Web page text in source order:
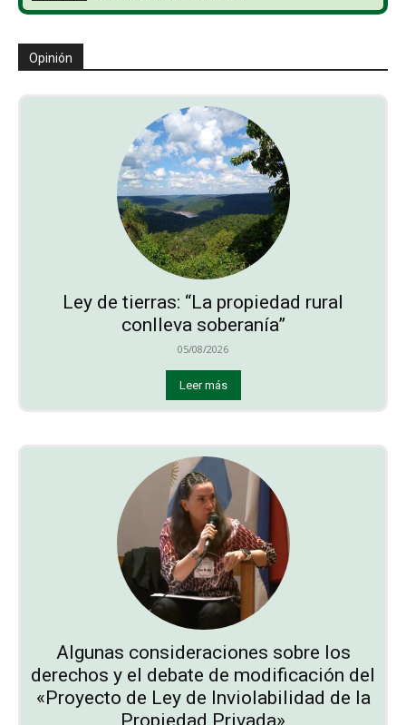
Opinión
Ley de tierras: “La propiedad rural
conlleva soberanía”
05/08/2026
Leer más
Algunas consideraciones sobre los
derechos y el debate de modificación del
«Proyecto de Ley de Inviolabilidad de la
Propiedad Privada»